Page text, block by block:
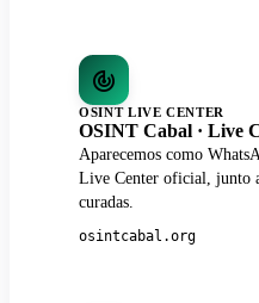
OSINT LIVE CENTER
OSINT Cabal · Live
Aparecemos como
Live Center oficial, junto
curadas.
osintcabal.org